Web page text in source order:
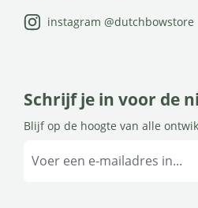
instagram @dutchbowstore
Schrijf je in voor de
Blijf op de hoogte van alle